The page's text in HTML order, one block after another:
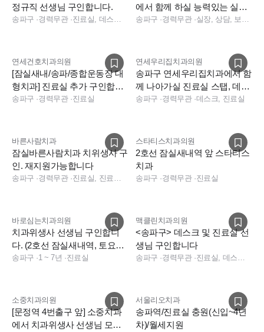
정규직 선생님 구인합니다.
송파구 ·경력무관· 진료실, 데스크, 실장
에서 함께 하실 능력있는 실장
님 구인합니다
송파구 ·경력무관· 실장, 상담, 보험청구
연세건호치과의원
[잠실새내/송파/종합운동장 대
형치과] 진료실 추가 구인합니
다 / 대표원장 2인 진료
송파구 ·경력무관·진료실
연세우리집치과의원
송파구 연세우리집치과에서 함
께 나아가실 진료실 스탭, 데스
크 코디네이터 구인 합니다.
송파구 ·경력무관·데스크, 진료실
바른사람치과
잠실바른사람치과 치위생사 구
인. 재지원가능합니다
송파구 ·경력무관· 진료실, 진료팀장
스타티스치과의원
2호선 잠실새내역 앞 스타티스
치과
송파구 ·경력무관·진료실
바로심는치과의원
치과위생사 선생님 구인합니
다. (2호선 잠실새내역, 토요일
& 야간진료 없음)
송파구 ·1 ~ 7년 ·진료실
맥클린치과의원
<송파구> 데스크 및 진료실 선
생님 구인합니다
송파구 ·경력무관· 진료실, 데스크, 진료실, 데스크, 상담, 데스크, 기타, 상담, 전화응대(CS)
소중치과의원
[문정역 4번출구 앞] 소중치과
에서 치과위생사 선생님 모집
서울리오치과
송파역/진료실 충원(신입~4년
차)/월세지원